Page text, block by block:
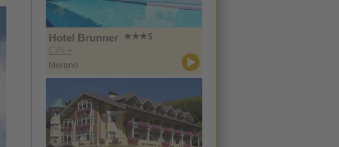
Hotel Brunner
CIN +
Merano